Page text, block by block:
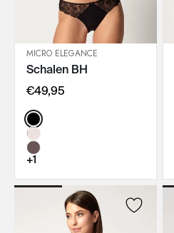
IN DEN WARENKORB
MICRO ELEGANCE
Schalen BH
€49,95
Color:
+1